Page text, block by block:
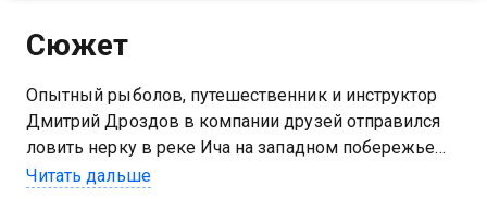
Сюжет
Опытный рыболов, путешественник и инструктор
Дмитрий Дроздов в компании друзей отправился
ловить нерку в реке Ича на западном побережье
полуострова Камчатка. Перехитрить, быть ловким,
Читать дальше